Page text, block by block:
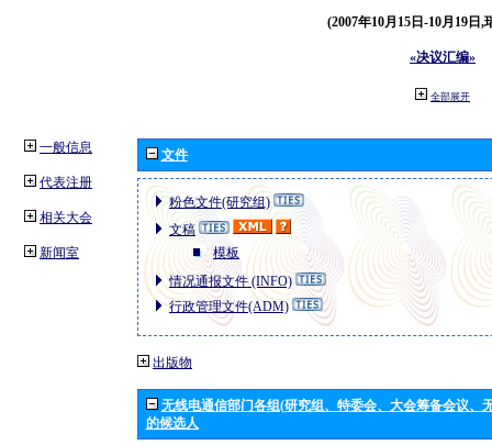
(2007年10月15日-10月19日,
«决议汇编»
全部展开
一般信息
代表注册
相关大会
新闻室
文件
粉色文件(研究组)
文稿
模板
情况通报文件 (INFO)
行政管理文件(ADM)
出版物
无线电通信部门各组(研究组、特委会、大会筹备会议、
的候选人